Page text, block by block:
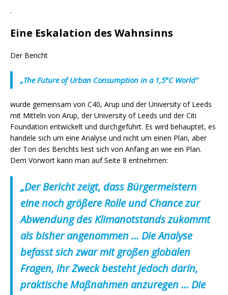
.
Eine Eskalation des Wahnsinns
Der Bericht
„The Future of Urban Consumption in a 1,5°C World“
wurde gemeinsam von C40, Arup und der University of Leeds
mit Mitteln von Arup, der University of Leeds und der Citi
Foundation entwickelt und durchgeführt. Es wird behauptet, es
handele sich um eine Analyse und nicht um einen Plan, aber
der Ton des Berichts liest sich von Anfang an wie ein Plan.
Dem Vorwort kann man auf Seite 8 entnehmen:
„Der Bericht zeigt, dass Bürgermeistern
eine noch größere Rolle und Chance zur
Abwendung des Klimanotstands zukommt
als bisher angenommen … Die Analyse
befasst sich zwar mit großen globalen
Fragen, ihr Zweck besteht jedoch darin,
praktische Maßnahmen anzuregen … Die